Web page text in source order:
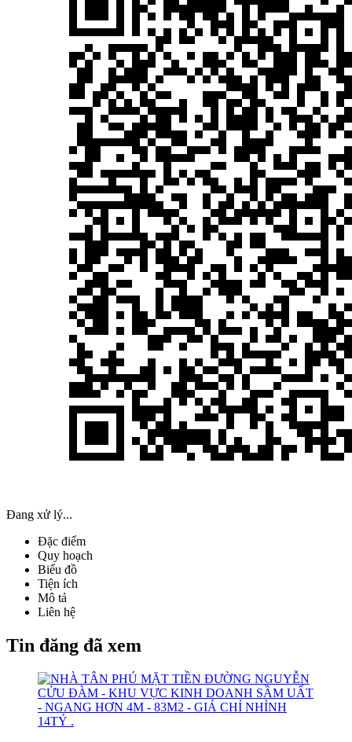
Đang xử lý...
Đặc điểm
Quy hoạch
Biểu đồ
Tiện ích
Mô tả
Liên hệ
Tin đăng đã xem